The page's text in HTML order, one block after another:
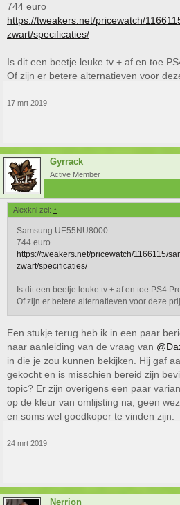
744 euro
https://tweakers.net/pricewatch/
zwart/specificaties/
Is dit een beetje leuke tv + af en toe
Of zijn er betere alternatieven voor
17 mrt 2019
Gyrrack
Active Member
Alexknl zei: ↑
Samsung UE55NU8000
744 euro
https://tweakers.net/pricewatch/1166115/
zwart/specificaties/
Is dit een beetje leuke tv + af en toe PS4
Of zijn er betere alternatieven voor deze
Een stukje terug heb ik in een paar
naar aanleiding van de vraag van
in die je zou kunnen bekijken. Hij gaf
gekocht en is misschien bereid zijn
topic? Er zijn overigens een paar
op de kleur van omlijsting na, geen
en soms wel goedkoper te vinden zijn.
24 mrt 2019
Nerrion